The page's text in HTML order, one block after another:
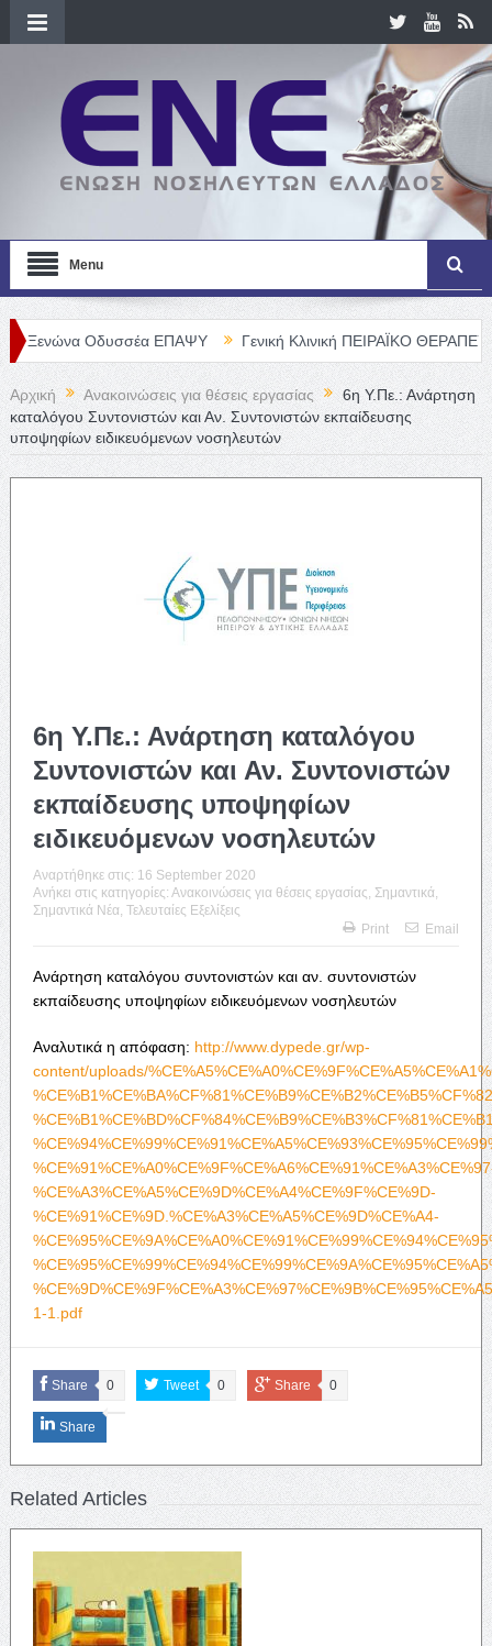
Menu
Οδυσσέα ΕΠΑΨΥ Γενική Κλινική ΠΕΙΡΑΪΚΟ ΘΕΡΑΠΕΥΤΗΡΙΟ Α.
Αρχική Ανακοινώσεις για θέσεις εργασίας
6η Υ.Πε.: Ανάρτηση
καταλόγου Συντονιστών και Αν. Συντονιστών εκπαίδευσης
υποψηφίων ειδικευόμενων νοσηλευτών
6η Υ.Πε.: Ανάρτηση καταλόγου
Συντονιστών και Αν. Συντονιστών
εκπαίδευσης υποψηφίων
ειδικευόμενων νοσηλευτών
Αναρτήθηκε στις: 16 September 2020
Ανήκει στις κατηγορίες: Ανακοινώσεις για θέσεις εργασίας Σημαντικά
Σημαντικά Νέα Τελευταίες Εξελίξεις
Print
Email
Ανάρτηση καταλόγου συντονιστών και αν. συντονιστών
εκπαίδευσης υποψηφίων ειδικευόμενων νοσηλευτών
Αναλυτικά η απόφαση: http://www.dypede.gr/wp-
content/uploads/
%CE%A3%CE%A5%CE%9D%CE%A4%CE%9F%CE%9D-
%CE%91%CE%9D.%CE%A3%CE%A5%CE%9D%CE%A4-
1-1.pdf
Share 0 Tweet 0 Share 0
Share
Related Articles